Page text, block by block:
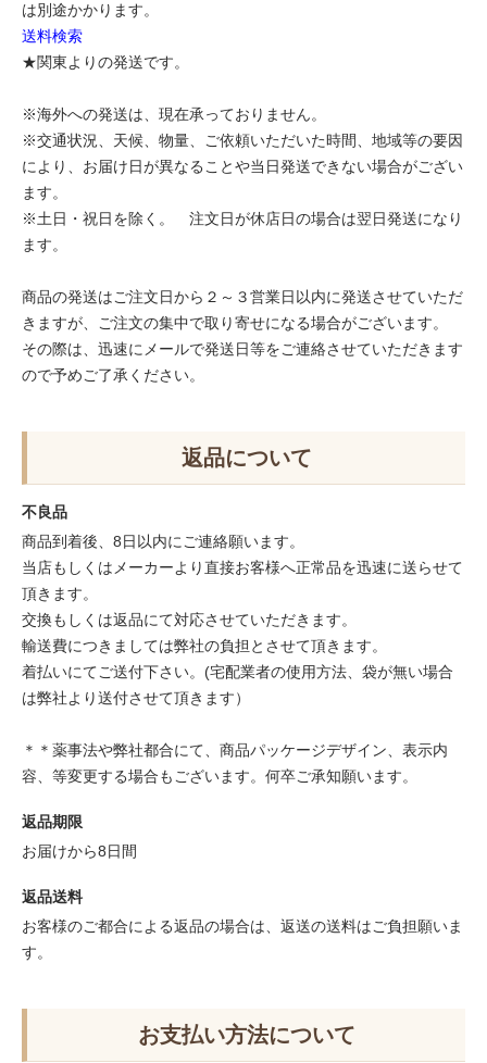
は別途かかります。
送料検索
★関東よりの発送です。
※海外への発送は、現在承っておりません。
※交通状況、天候、物量、ご依頼いただいた時間、地域等の要因
により、お届け日が異なることや当日発送できない場合がござい
ます。
※土日・祝日を除く。 注文日が休店日の場合は翌日発送になり
ます。
商品の発送はご注文日から２～３営業日以内に発送させていただ
きますが、ご注文の集中で取り寄せになる場合がございます。
その際は、迅速にメールで発送日等をご連絡させていただきます
ので予めご了承ください。
返品について
不良品
商品到着後、8日以内にご連絡願います。
当店もしくはメーカーより直接お客様へ正常品を迅速に送らせて
頂きます。
交換もしくは返品にて対応させていただきます。
輸送費につきましては弊社の負担とさせて頂きます。
着払いにてご送付下さい。(宅配業者の使用方法、袋が無い場合
は弊社より送付させて頂きます）
＊＊薬事法や弊社都合にて、商品パッケージデザイン、表示内
容、等変更する場合もございます。何卒ご承知願います。
返品期限
お届けから8日間
返品送料
お客様のご都合による返品の場合は、返送の送料はご負担願いま
す。
お支払い方法について